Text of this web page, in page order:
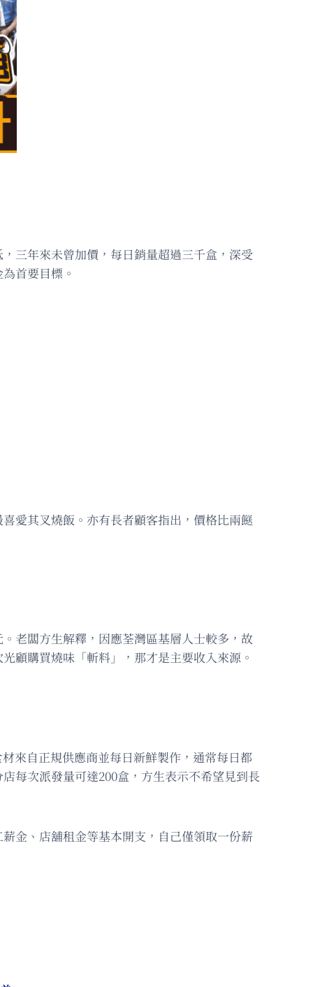
三年來未曾加價，每日銷量超過三千盒，深受
首要目標。
愛其叉燒飯。亦有長者顧客指出，價格比兩餸
老闆方生解釋，因應荃灣區基層人士較多，故
顧購買燒味「斬料」，那才是主要收入來源。
來自正規供應商並每日新鮮製作，通常每日都
每次派發量可達200盒，方生表示不希望見到長
金、店舖租金等基本開支，自己僅領取一份薪